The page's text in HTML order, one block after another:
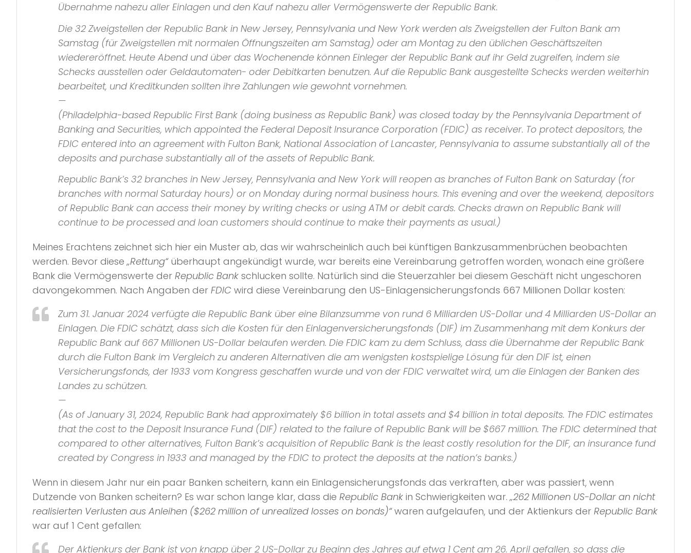
Übernahme nahezu aller Einlagen und den Kauf nahezu aller Vermögenswerte der Republic Bank.
Die 32 Zweigstellen der Republic Bank in New Jersey, Pennsylvania und New York werden als Zweigstellen der Fulton Bank am
Samstag (für Zweigstellen mit normalen Öffnungszeiten am Samstag) oder am Montag zu den üblichen Geschäftszeiten
wiedereröffnet. Heute Abend und über das Wochenende können Einleger der Republic Bank auf ihr Geld zugreifen, indem sie
Schecks ausstellen oder Geldautomaten- oder Debitkarten benutzen. Auf die Republic Bank ausgestellte Schecks werden weiterhin
bearbeitet, und Kreditkunden sollten ihre Zahlungen wie gewohnt vornehmen.
—
(Philadelphia-based Republic First Bank (doing business as Republic Bank) was closed today by the Pennsylvania Department of
Banking and Securities, which appointed the Federal Deposit Insurance Corporation (FDIC) as receiver. To protect depositors, the
FDIC entered into an agreement with Fulton Bank, National Association of Lancaster, Pennsylvania to assume substantially all of the
deposits and purchase substantially all of the assets of Republic Bank.
Republic Bank’s 32 branches in New Jersey, Pennsylvania and New York will reopen as branches of Fulton Bank on Saturday (for
branches with normal Saturday hours) or on Monday during normal business hours. This evening and over the weekend, depositors
of Republic Bank can access their money by writing checks or using ATM or debit cards. Checks drawn on Republic Bank will
continue to be processed and loan customers should continue to make their payments as usual.)
Meines Erachtens zeichnet sich hier ein Muster ab, das wir wahrscheinlich auch bei künftigen Bankzusammenbrüchen beobachten
werden. Bevor diese „Rettung“überhaupt angekündigt wurde, war bereits eine Vereinbarung getroffen worden, wonach eine größere
Bank die Vermögenswerte der Republic Bank schlucken sollte. Natürlich sind die Steuerzahler bei diesem Geschäft nicht ungeschoren
davongekommen. Nach Angaben der FDIC wird diese Vereinbarung den US-Einlagensicherungsfonds 667 Millionen Dollar kosten:
Zum 31. Januar 2024 verfügte die Republic Bank über eine Bilanzsumme von rund 6 Milliarden US-Dollar und 4 Milliarden US-Dollar an
Einlagen. Die FDIC schätzt, dass sich die Kosten für den Einlagenversicherungsfonds (DIF) im Zusammenhang mit dem Konkurs der
Republic Bank auf 667 Millionen US-Dollar belaufen werden. Die FDIC kam zu dem Schluss, dass die Übernahme der Republic Bank
durch die Fulton Bank im Vergleich zu anderen Alternativen die am wenigsten kostspielige Lösung für den DIF ist, einen
Versicherungsfonds, der 1933 vom Kongress geschaffen wurde und von der FDIC verwaltet wird, um die Einlagen der Banken des
Landes zu schützen.
—
(As of January 31, 2024, Republic Bank had approximately $6 billion in total assets and $4 billion in total deposits. The FDIC estimates
that the cost to the Deposit Insurance Fund (DIF) related to the failure of Republic Bank will be $667 million. The FDIC determined that
compared to other alternatives, Fulton Bank’s acquisition of Republic Bank is the least costly resolution for the DIF, an insurance fund
created by Congress in 1933 and managed by the FDIC to protect the deposits at the nation’s banks.)
Wenn in diesem Jahr nur ein paar Banken scheitern, kann ein Einlagensicherungsfonds das verkraften, aber was passiert, wenn
Dutzende von Banken scheitern? Es war schon lange klar, dass die Republic Bank in Schwierigkeiten war.„262 Millionen US-Dollar an nicht
realisierten Verlusten aus Anleihen ($262 million of unrealized losses on bonds)“waren aufgelaufen, und der Aktienkurs der Republic Bank
war auf 1 Cent gefallen:
Der Aktienkurs der Bank ist von knapp über 2 US-Dollar zu Beginn des Jahres auf etwa 1 Cent am 26. April gefallen, so dass die